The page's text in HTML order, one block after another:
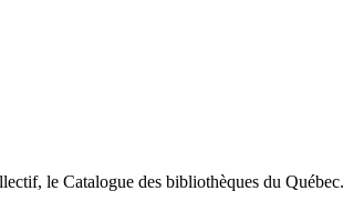
le Catalogue des bibliothèques du